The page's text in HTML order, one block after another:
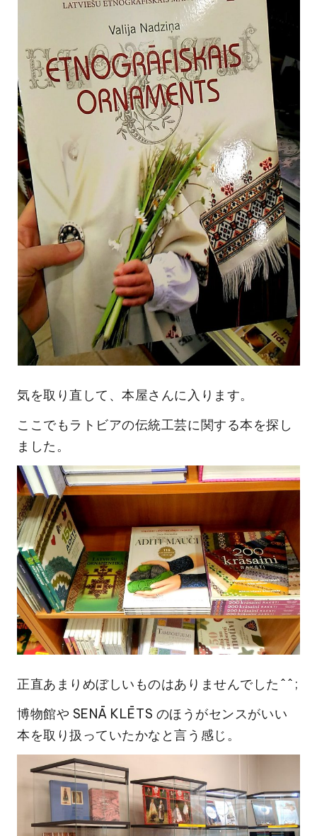
気を取り直して、本屋さんに入ります。
ここでもラトビアの伝統工芸に関する本を探し
ました。
正直あまりめぼしいものはありませんでした^^;
博物館や SENĀ KLĒTS のほうがセンスがいい
本を取り扱っていたかなと言う感じ。